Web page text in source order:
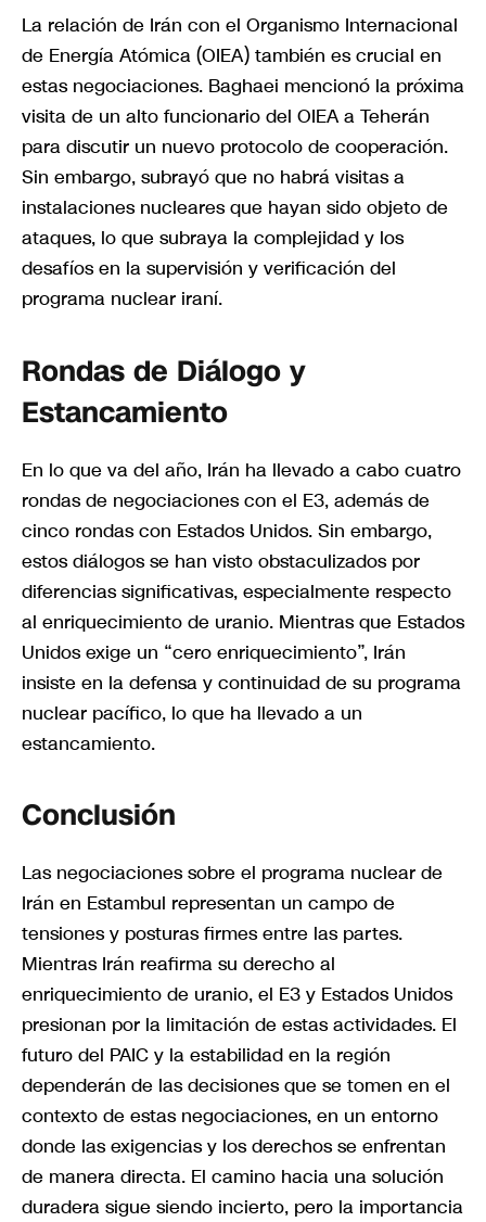
La relación de Irán con el Organismo Internacional
de Energía Atómica (OIEA) también es crucial en
estas negociaciones. Baghaei mencionó la próxima
visita de un alto funcionario del OIEA a Teherán
para discutir un nuevo protocolo de cooperación.
Sin embargo, subrayó que no habrá visitas a
instalaciones nucleares que hayan sido objeto de
ataques, lo que subraya la complejidad y los
desafíos en la supervisión y verificación del
programa nuclear iraní.
Rondas de Diálogo y
Estancamiento
En lo que va del año, Irán ha llevado a cabo cuatro
rondas de negociaciones con el E3, además de
cinco rondas con Estados Unidos. Sin embargo,
estos diálogos se han visto obstaculizados por
diferencias significativas, especialmente respecto
al enriquecimiento de uranio. Mientras que Estados
Unidos exige un “cero enriquecimiento”, Irán
insiste en la defensa y continuidad de su programa
nuclear pacífico, lo que ha llevado a un
estancamiento.
Conclusión
Las negociaciones sobre el programa nuclear de
Irán en Estambul representan un campo de
tensiones y posturas firmes entre las partes.
Mientras Irán reafirma su derecho al
enriquecimiento de uranio, el E3 y Estados Unidos
presionan por la limitación de estas actividades. El
futuro del PAIC y la estabilidad en la región
dependerán de las decisiones que se tomen en el
contexto de estas negociaciones, en un entorno
donde las exigencias y los derechos se enfrentan
de manera directa. El camino hacia una solución
duradera sigue siendo incierto, pero la importancia